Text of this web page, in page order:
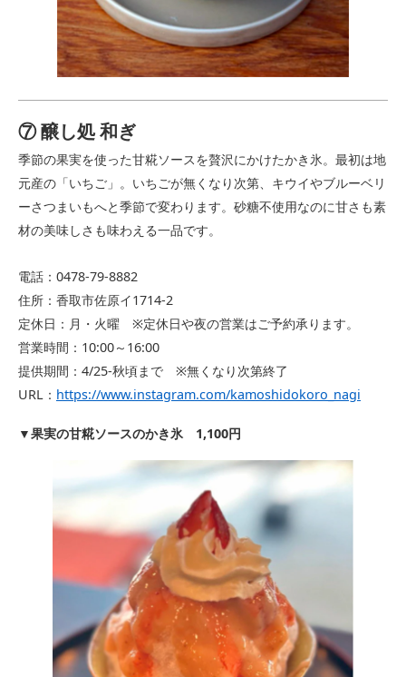
⑦ 醸し処 和ぎ
季節の果実を使った甘糀ソースを贅沢にかけたかき氷。最初は地
元産の「いちご」。いちごが無くなり次第、キウイやブルーベリ
ーさつまいもへと季節で変わります。砂糖不使用なのに甘さも素
材の美味しさも味わえる一品です。
電話：0478-79-8882
住所：香取市佐原イ1714-2
定休日：月・火曜 ※定休日や夜の営業はご予約承ります。
営業時間：10:00～16:00
提供期間：4/25-秋頃まで ※無くなり次第終了
URL： https://www.instagram.com/kamoshidokoro_nagi
▼果実の甘糀ソースのかき氷 1,100円